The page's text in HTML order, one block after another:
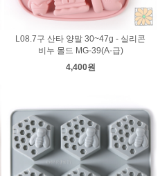
L08.7구 산타 양말 30~47g - 실리콘
비누 몰드 MG-39(A-급)
4,400원